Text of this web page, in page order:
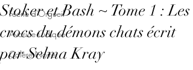
Féerie d'Orgueil
Avarice Ludique
Colère Noire
Stoker et Bash ~ Tome 1 : Les
crocs du démons chats écrit
par Selma Kray